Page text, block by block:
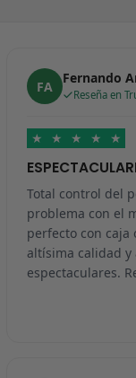
FA Fernando
Reseña en
★ ★ ★ ★ ★
Total control del
problema con el
perfecto con caja
altísima calidad y
espectaculares.